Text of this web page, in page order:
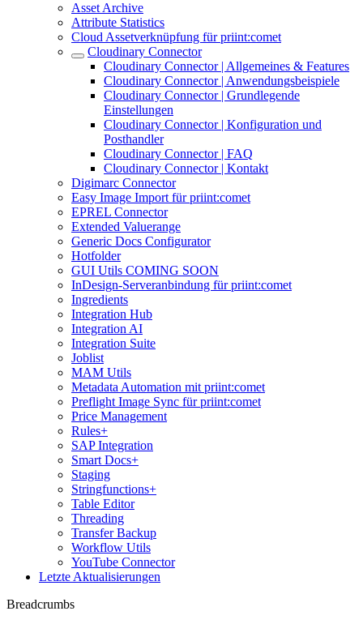
Asset Archive
Attribute Statistics
Cloud Assetverknüpfung für priint:comet
Cloudinary Connector
Cloudinary Connector | Allgemeines & Features
Cloudinary Connector | Anwendungsbeispiele
Cloudinary Connector | Grundlegende
Einstellungen
Cloudinary Connector | Konfiguration und
Posthandler
Cloudinary Connector | FAQ
Cloudinary Connector | Kontakt
Digimarc Connector
Easy Image Import für priint:comet
EPREL Connector
Extended Valuerange
Generic Docs Configurator
Hotfolder
GUI Utils COMING SOON
InDesign-Serveranbindung für priint:comet
Ingredients
Integration Hub
Integration AI
Integration Suite
Joblist
MAM Utils
Metadata Automation mit priint:comet
Preflight Image Sync für priint:comet
Price Management
Rules+
SAP Integration
Smart Docs+
Staging
Stringfunctions+
Table Editor
Threading
Transfer Backup
Workflow Utils
YouTube Connector
Letzte Aktualisierungen
Breadcrumbs